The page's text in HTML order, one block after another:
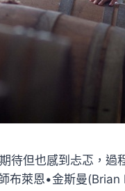
待但也感到忐忑，過
布萊恩•金斯曼